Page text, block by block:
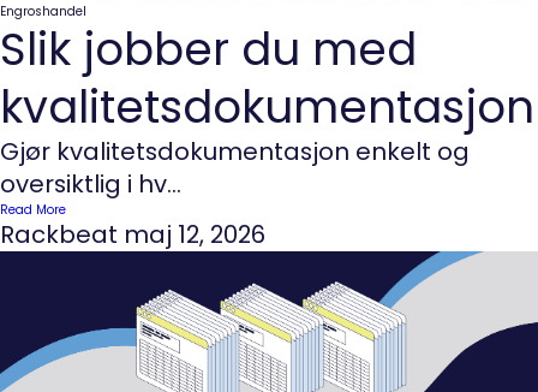
Engroshandel
Slik jobber du med
kvalitetsdokumentasjon
Gjør kvalitetsdokumentasjon enkelt og
oversiktlig i hv...
Read More
Rackbeat maj 12, 2026